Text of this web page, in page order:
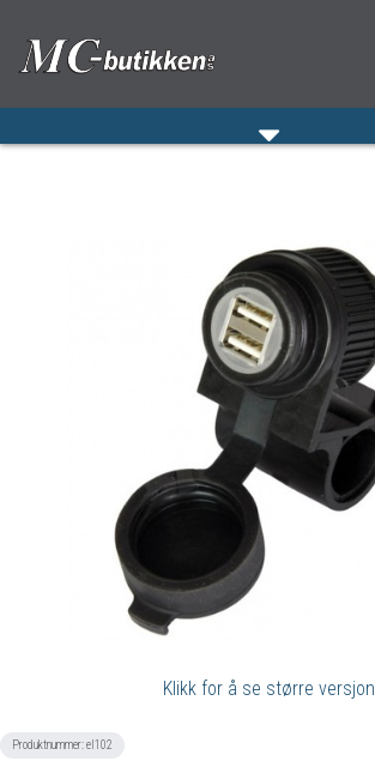
OM OSS/ÅPNINGSTIDER
Klikk for å se større versjon
Produktnummer:el102